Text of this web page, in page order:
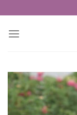
to
content